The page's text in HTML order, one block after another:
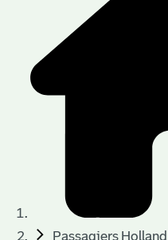
Passagiers